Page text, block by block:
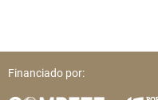
Financiado por: